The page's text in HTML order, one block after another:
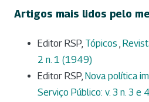
Artigos mais lidos pelo
Editor RSP, Tópicos ,
2 n. 1 (1949)
Editor RSP, Nova política
Serviço Público: v. 3 n. 3 e